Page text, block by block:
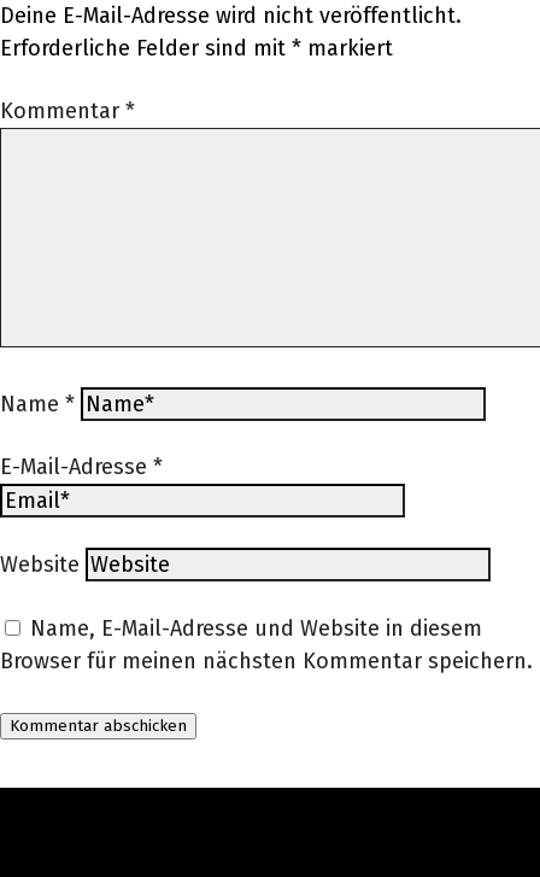
Deine E-Mail-Adresse wird nicht veröffentlicht.
Erforderliche Felder sind mit * markiert
Kommentar *
Name *
E-Mail-Adresse *
Website
Name, E-Mail-Adresse und Website in diesem
Browser für meinen nächsten Kommentar speichern.